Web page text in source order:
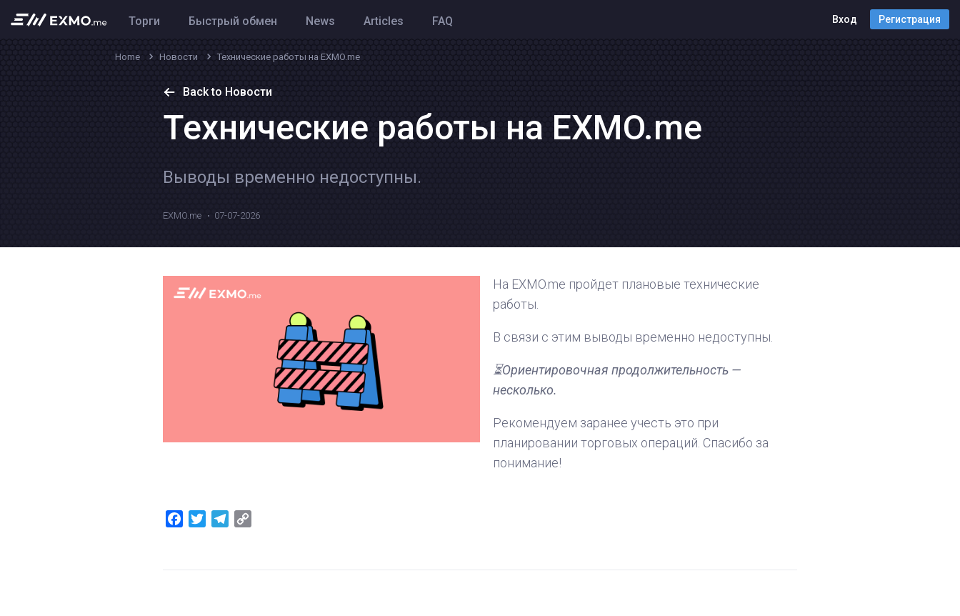
Торги Быстрый обмен News Articles FAQ Вход Регистрация
Home Новости Технические работы на EXMO.me
Back to Новости
Технические работы на EXMO.me
Выводы временно недоступны.
EXMO.me 07-07-2026
На EXMO.me пройдет плановые технические
работы.
В связи с этим выводы временно недоступны.
⏳Ориентировочная продолжительность —
несколько.
Рекомендуем заранее учесть это при
планировании торговых операций. Спасибо за
понимание!
FacebookTwitterTelegram